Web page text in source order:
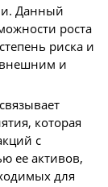
Данный
роста
риска и
внешним и
которая
с
ее активов,
для